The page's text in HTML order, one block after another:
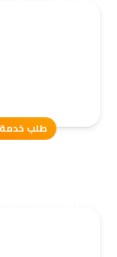
طلب خدمة